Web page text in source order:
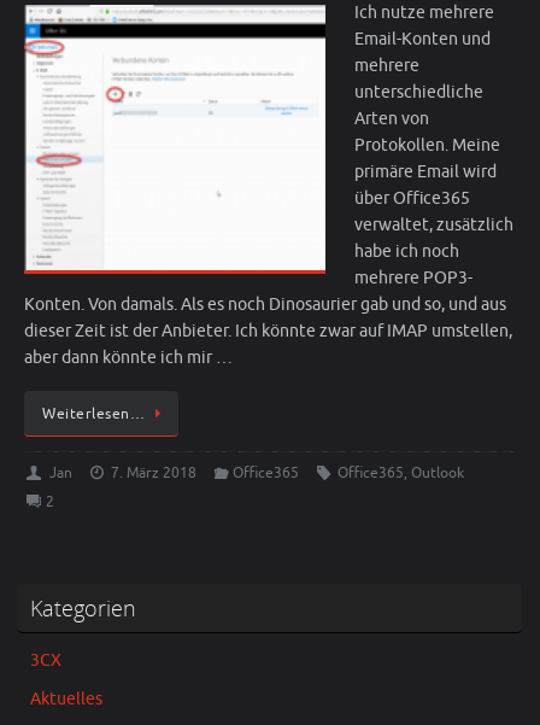
Ich nutze mehrere
Email-Konten und
mehrere
unterschiedliche
Arten von
Protokollen. Meine
primäre Email wird
über Office365
verwaltet, zusätzlich
habe ich noch
mehrere POP3-
Konten. Von damals. Als es noch Dinosaurier gab und so, und aus
dieser Zeit ist der Anbieter. Ich könnte zwar auf IMAP umstellen,
aber dann könnte ich mir …
Weiterlesen…
Jan 7. März 2018 Office365 Office365,Outlook
2
Kategorien
3CX
Aktuelles